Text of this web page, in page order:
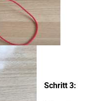
Schritt 3: